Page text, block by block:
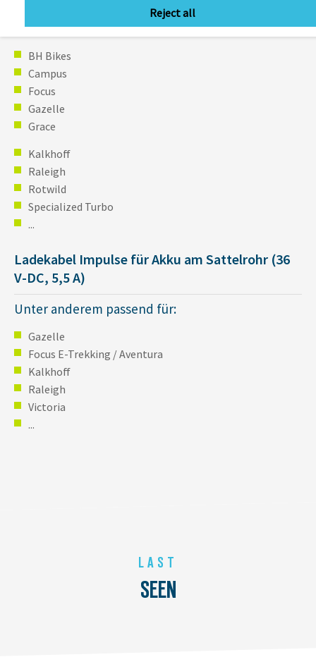
Unter anderem passend für:
BH Bikes
Campus
Focus
Gazelle
Grace
Kalkhoff
Raleigh
Rotwild
Specialized Turbo
...
Ladekabel Impulse für Akku am Sattelrohr (36
V-DC, 5,5 A)
Unter anderem passend für:
Gazelle
Focus E-Trekking / Aventura
Kalkhoff
Raleigh
Victoria
...
LAST
SEEN
Reject all